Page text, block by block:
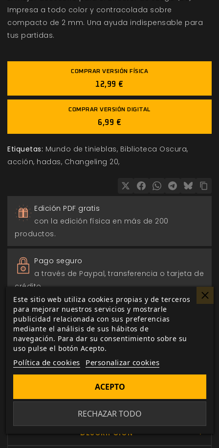
Impresa a todo color y contracolada sobre
compacto de 2 mm. Una ayuda indispensable para
tus partidas.
COMPRAR VERSIÓN FÍSICA
12,99 €
COMPRAR VERSIÓN DIGITAL
6,99 €
Etiquetas: Mundo de tinieblas Biblioteca Oscura
acción hadas Changeling 20
Edición PDF gratis
con la edición física en más de 200
productos.
Pago seguro
a través de Paypal, transferencia o tarjeta de
crédito.
Entrega 24/48h
para envios nacionales.
Biblioteca digital
actualizada con todos los juego canjeados
DESCRIPCIÓN ▼
Este sitio web utiliza cookies propias y de terceros
para mejorar nuestros servicios y mostrarle
publicidad relacionada con sus preferencias
mediante el análisis de sus hábitos de
navegación. Para dar su consentimiento sobre su
uso pulse el botón Acepto.
Política de cookies Personalizar cookies
RECHAZAR TODO
ACEPTO